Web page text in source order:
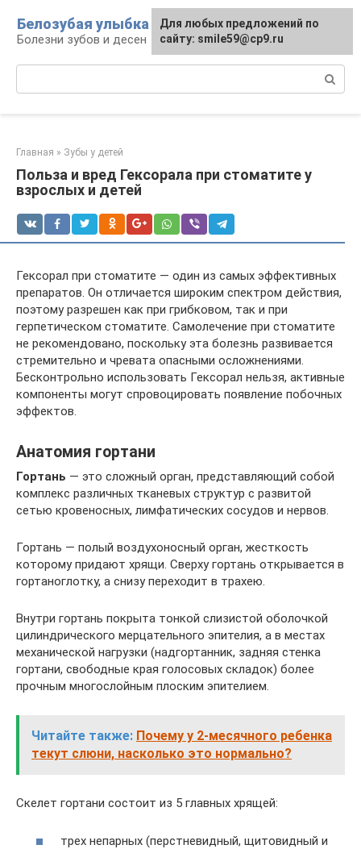
контенту
Белозубая улыбка
Болезни зубов и десен
Главная » Зубы у детей
Польза и вред Гексорала при стоматите у
взрослых и детей
Гексорал при стоматите — один из самых эффективных
препаратов. Он отличается широким спектром действия,
поэтому разрешен как при грибковом, так и при
герпетическом стоматите. Самолечение при стоматите
не рекомендовано, поскольку эта болезнь развивается
стремительно и чревата опасными осложнениями.
Бесконтрольно использовать Гексорал нельзя, активные
компоненты могут спровоцировать появление побочных
эффектов.
Анатомия гортани
Гортань — это сложный орган, представляющий собой
комплекс различных тканевых структур с развитой
сетью кровеносных, лимфатических сосудов и нервов.
Гортань — полый воздухоносный орган, жесткость
которому придают хрящи. Сверху гортань открывается в
гортаноглотку, а снизу переходит в трахею.
Внутри гортань покрыта тонкой слизистой оболочкой
цилиндрического мерцательного эпителия, а в местах
механической нагрузки (надгортанник, задняя стенка
гортани, свободные края голосовых складок) более
прочным многослойным плоским эпителием.
Читайте также: Почему у 2-месячного ребенка
текут слюни, насколько это нормально?
Скелет гортани состоит из 5 главных хрящей:
трех непарных (перстневидный, щитовидный и
Для любых предложений по
сайту: smile59@cp9.ru